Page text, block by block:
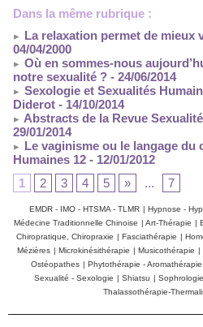
Dans la même rubrique :
La relaxation permet de mieux
04/04/2000
Où en sommes-nous
notre sexualité ? - 24/06/2014
Sexologie et Sexualités
Diderot - 14/10/2014
Abstracts de la Revue
29/01/2014
Le vaginisme ou le langage du
Humaines 12 - 12/01/2012
1
2 3 4 5 » ... 7
EMDR - IMO - HTSMA - TLMR | Hypnose -
Médecine Traditionnelle Chinoise | Art-Thérapie |
Chiropratique, Chiropraxie | Fasciathérapie |
Mézières | Microkinésithérapie | Musicothérapie |
Ostéopathes | Phytothérapie - Aromathérapie
Sexualité - Sexologie | Shiatsu | Sophrologie
Thalassothérapie-